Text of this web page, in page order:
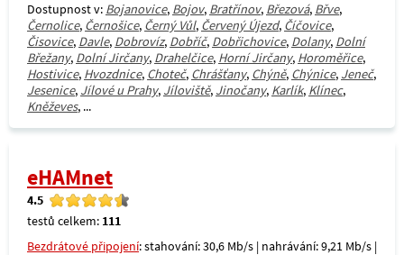
Dostupnost v: Bojanovice, Bojov, Bratřínov, Březová, Břve,
Černolice, Černošice, Černý Vůl, Červený Újezd, Číčovice,
Čisovice, Davle, Dobrovíz, Dobříč, Dobřichovice, Dolany, Dolní
Břežany, Dolní Jirčany, Drahelčice, Horní Jirčany, Horoměřice,
Hostivice, Hvozdnice, Choteč, Chrášťany, Chýně, Chýnice, Jeneč,
Jesenice, Jílové u Prahy, Jíloviště, Jinočany, Karlík, Klínec,
Kněževes, ...
eHAMnet
4.5
testů celkem: 111
Bezdrátové připojení: stahování: 30,6 Mb/s | nahrávání: 9,21 Mb/s |